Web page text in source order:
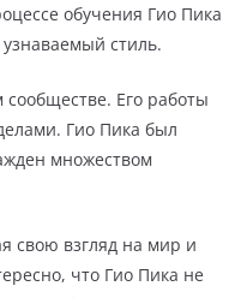
обучения Гио Пика
стиль.
сообществе. Его работы
Гио Пика был
множеством
свою взгляд на мир и
что Гио Пика не